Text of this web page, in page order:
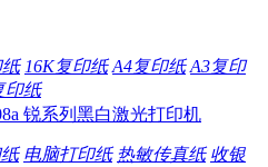
16K复印纸 A4复印纸 A3复印
印纸
电脑打印纸 热敏传真纸 收银